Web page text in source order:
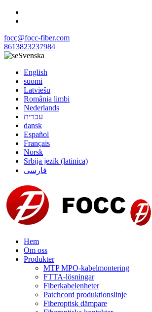
focc@focc-fiber.com
8613823237984
Svenska
English
suomi
Latviešu
România limbi
Nederlands
עברית
dansk
Español
Français
Norsk
Srbija jezik (latinica)
فارسی
Hem
Om oss
Produkter
MTP MPO-kabelmontering
FTTA-lösningar
Fiberkabelenheter
Patchcord produktionslinje
Fiberoptisk dämpare